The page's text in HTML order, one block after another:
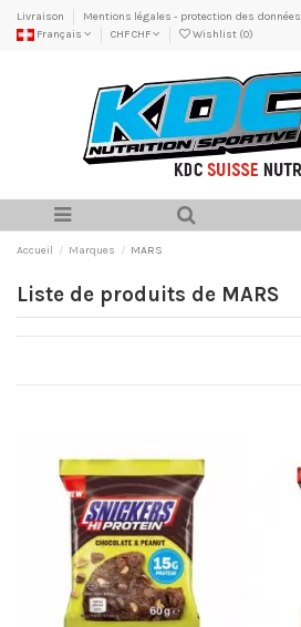
Livraison Mentions légales - protection des données
Français
CHF CHF Wishlist (0)
Accueil Marques MARS
Liste de produits de MARS